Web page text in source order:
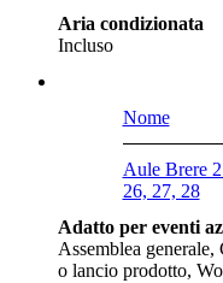
Aria condizionata
Incluso
Nome
Aule Brere
26, 27, 28
Adatto per eventi
Assemblea
o lancio prodotto,